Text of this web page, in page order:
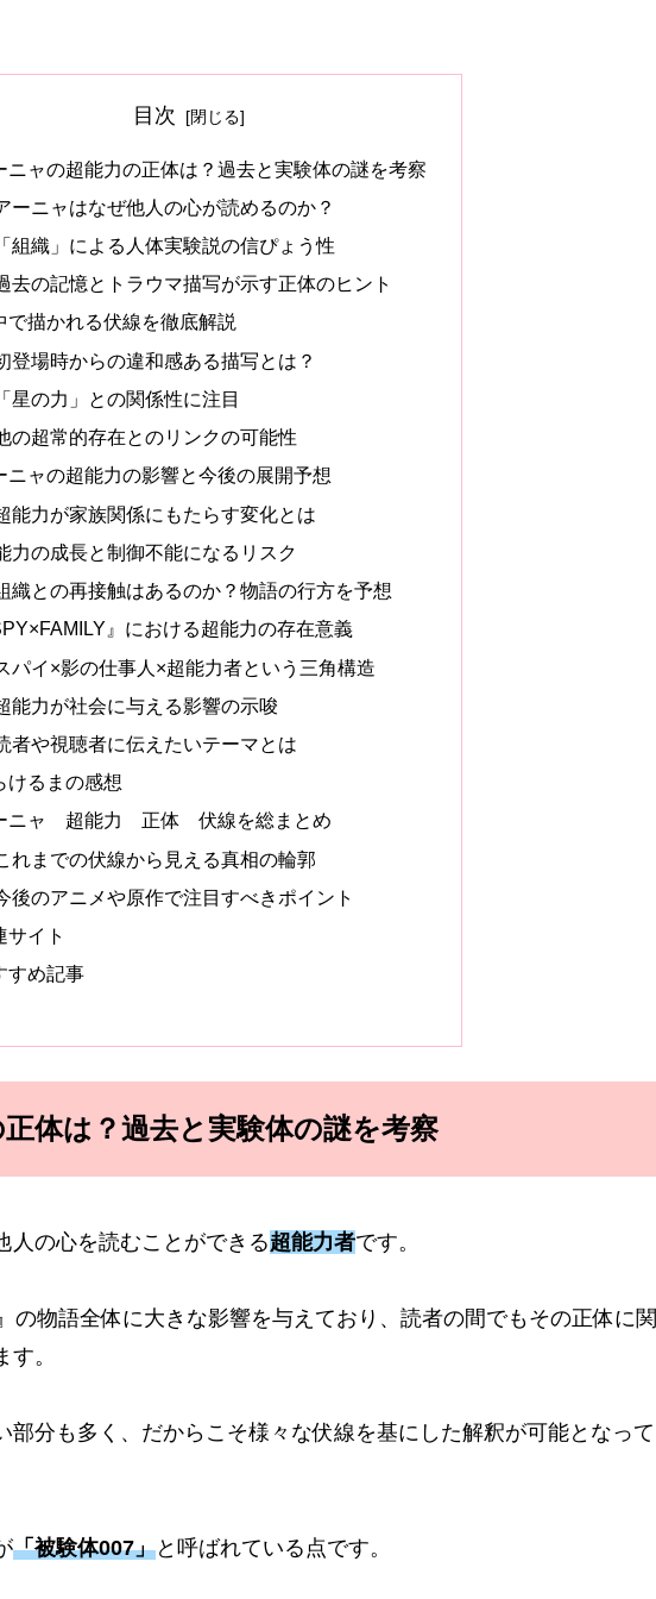
目次
ニャの超能力の正体は？過去と実験体の謎を考察
ーニャはなぜ他人の心が読めるのか？
「組織」による人体実験説の信ぴょう性
去の記憶とトラウマ描写が示す正体のヒント
で描かれる伏線を徹底解説
登場時からの違和感ある描写とは？
「星の力」との関係性に注目
の超常的存在とのリンクの可能性
ニャの超能力の影響と今後の展開予想
能力が家族関係にもたらす変化とは
力の成長と制御不能になるリスク
織との再接触はあるのか？物語の行方を予想
』における超能力の存在意義
パイ×影の仕事人×超能力者という三角構造
能力が社会に与える影響の示唆
者や視聴者に伝えたいテーマとは
けるまの感想
ニャ 超能力 正体 伏線を総まとめ
れまでの伏線から見える真相の輪郭
後のアニメや原作で注目すべきポイント
サイト
すめ記事
体は？過去と実験体の謎を考察
人の心を読むことができる超能力者です。
の物語全体に大きな影響を与えており、読者の間でもその正体に関
。
部分も多く、だからこそ様々な伏線を基にした解釈が可能となって
「被験体007」と呼ばれている点です。